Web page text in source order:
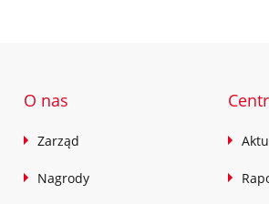
O nas
Zarząd
Nagrody